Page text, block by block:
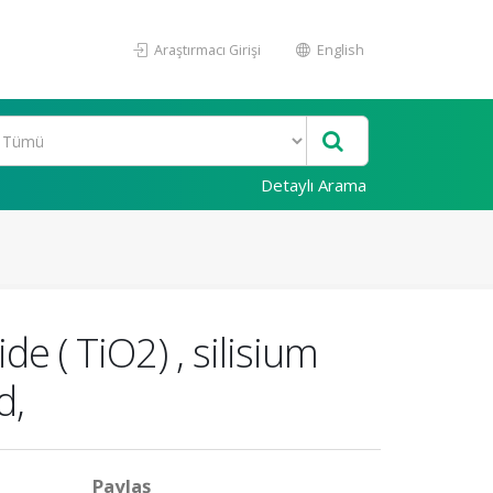
Araştırmacı Girişi English
Detaylı Arama
( TiO2) , silisium
Paylaş